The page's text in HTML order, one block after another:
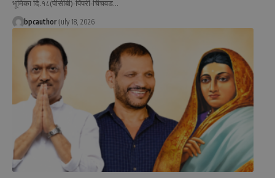
भूमिका दि.१८(पीसीबी)-पिंपरी-चिंचवड…
bpcauthor July 18, 2026